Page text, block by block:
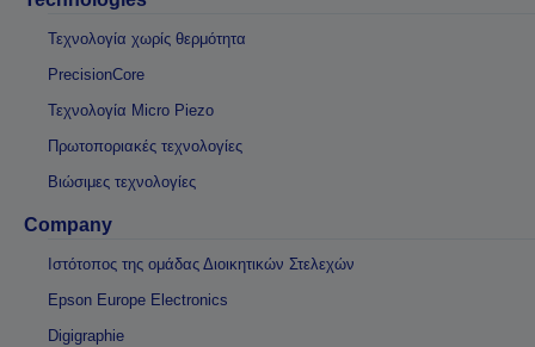
Τεχνολογία χωρίς θερμότητα
PrecisionCore
Τεχνολογία Micro Piezo
Πρωτοποριακές τεχνολογίες
Βιώσιμες τεχνολογίες
Company
Ιστότοπος της ομάδας Διοικητικών Στελεχών
Epson Europe Electronics
Digigraphie